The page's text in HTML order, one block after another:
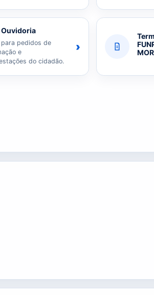
Ouvidoria
para pedidos de
e
do cidadão.
›